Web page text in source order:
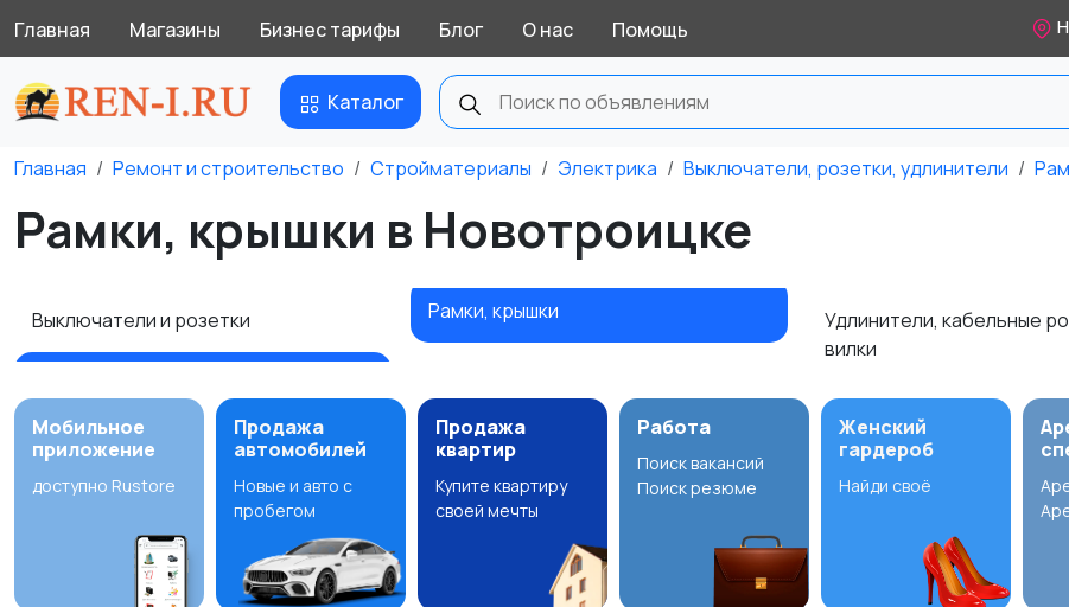
Главная Магазины Бизнес тарифы Блог О нас Помощь
Каталог
Главная Ремонт и строительство Стройматериалы Электрика Выключатели, розетки, удлинители
Рамки, крышки в Новотроицке
Выключатели и розетки Рамки, крышки
Удлинители, кабельные
вилки
Мобильное
приложение
доступно Rustore
Продажа
автомобилей
Новые и авто с
пробегом
Продажа
квартир
Купите квартиру
своей мечты
Работа
Поиск вакансий
Поиск резюме
Женский
гардероб
Найди своё